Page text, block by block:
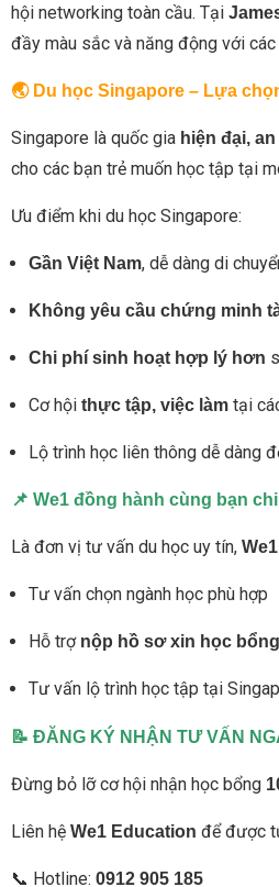
hội networking toàn cầu. Tại
đầy màu sắc và năng động với
🌏 Du học Singapore – Lựa
Singapore là quốc gia hiện đại,
cho các bạn trẻ muốn học tập tại
Ưu điểm khi du học Singapore:
Gần Việt Nam, dễ dàng di
Không yêu cầu chứng minh
Chi phí sinh hoạt hợp lý hơn
Cơ hội thực tập, việc làm tại
Lộ trình học liên thông dễ dàng
📌 We1 đồng hành cùng bạn
Là đơn vị tư vấn du học uy tín,
Tư vấn chọn ngành học phù hợp
Hỗ trợ nộp hồ sơ xin học bổng
Tư vấn lộ trình học tập tại
📝 ĐĂNG KÝ NHẬN TƯ VẤN
Đừng bỏ lỡ cơ hội nhận học bổng
Liên hệ We1 Education để được
📞 Hotline: 0912 905 185